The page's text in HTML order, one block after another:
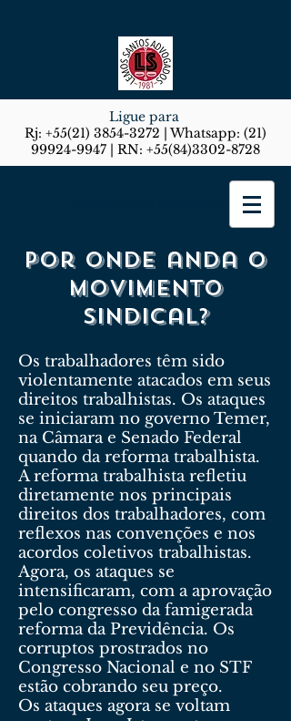
Ligue para
Rj: +55(21) 3854-3272 | Whatsapp: (21)
99924-9947 | RN: +55(84)3302-8728
Por onde anda o
movimento
sindical?
Os trabalhadores têm sido
violentamente atacados em seus
direitos trabalhistas. Os ataques
se iniciaram no governo Temer,
na Câmara e Senado Federal
quando da reforma trabalhista.
A reforma trabalhista refletiu
diretamente nos principais
direitos dos trabalhadores, com
reflexos nas convenções e nos
acordos coletivos trabalhistas.
Agora, os ataques se
intensificaram, com a aprovação
pelo congresso da famigerada
reforma da Previdência. Os
corruptos prostrados no
Congresso Nacional e no STF
estão cobrando seu preço.
Os ataques agora se voltam